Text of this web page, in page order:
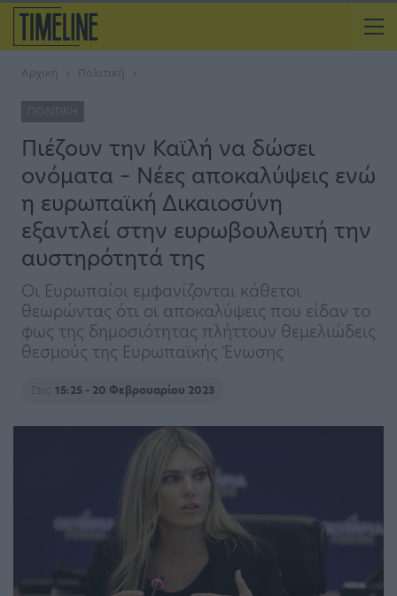
Αρχική Πολιτική
ΠΟΛΙΤΙΚΉ
Πιέζουν την Καϊλή να δώσει
ονόματα – Νέες αποκαλύψεις ενώ
η ευρωπαϊκή Δικαιοσύνη
εξαντλεί στην ευρωβουλευτή την
αυστηρότητά της
Οι Ευρωπαίοι εμφανίζονται κάθετοι
θεωρώντας ότι οι αποκαλύψεις που είδαν το
φως της δημοσιότητας πλήττουν θεμελιώδεις
θεσμούς της Ευρωπαϊκής Ένωσης
Στις 15:25 - 20 Φεβρουαρίου 2023